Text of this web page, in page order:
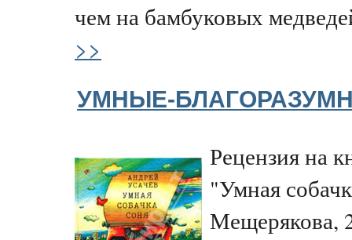
чем на бамбуковых
>>
УМНЫЕ-
Рецензия на
"Умная
Мещерякова,